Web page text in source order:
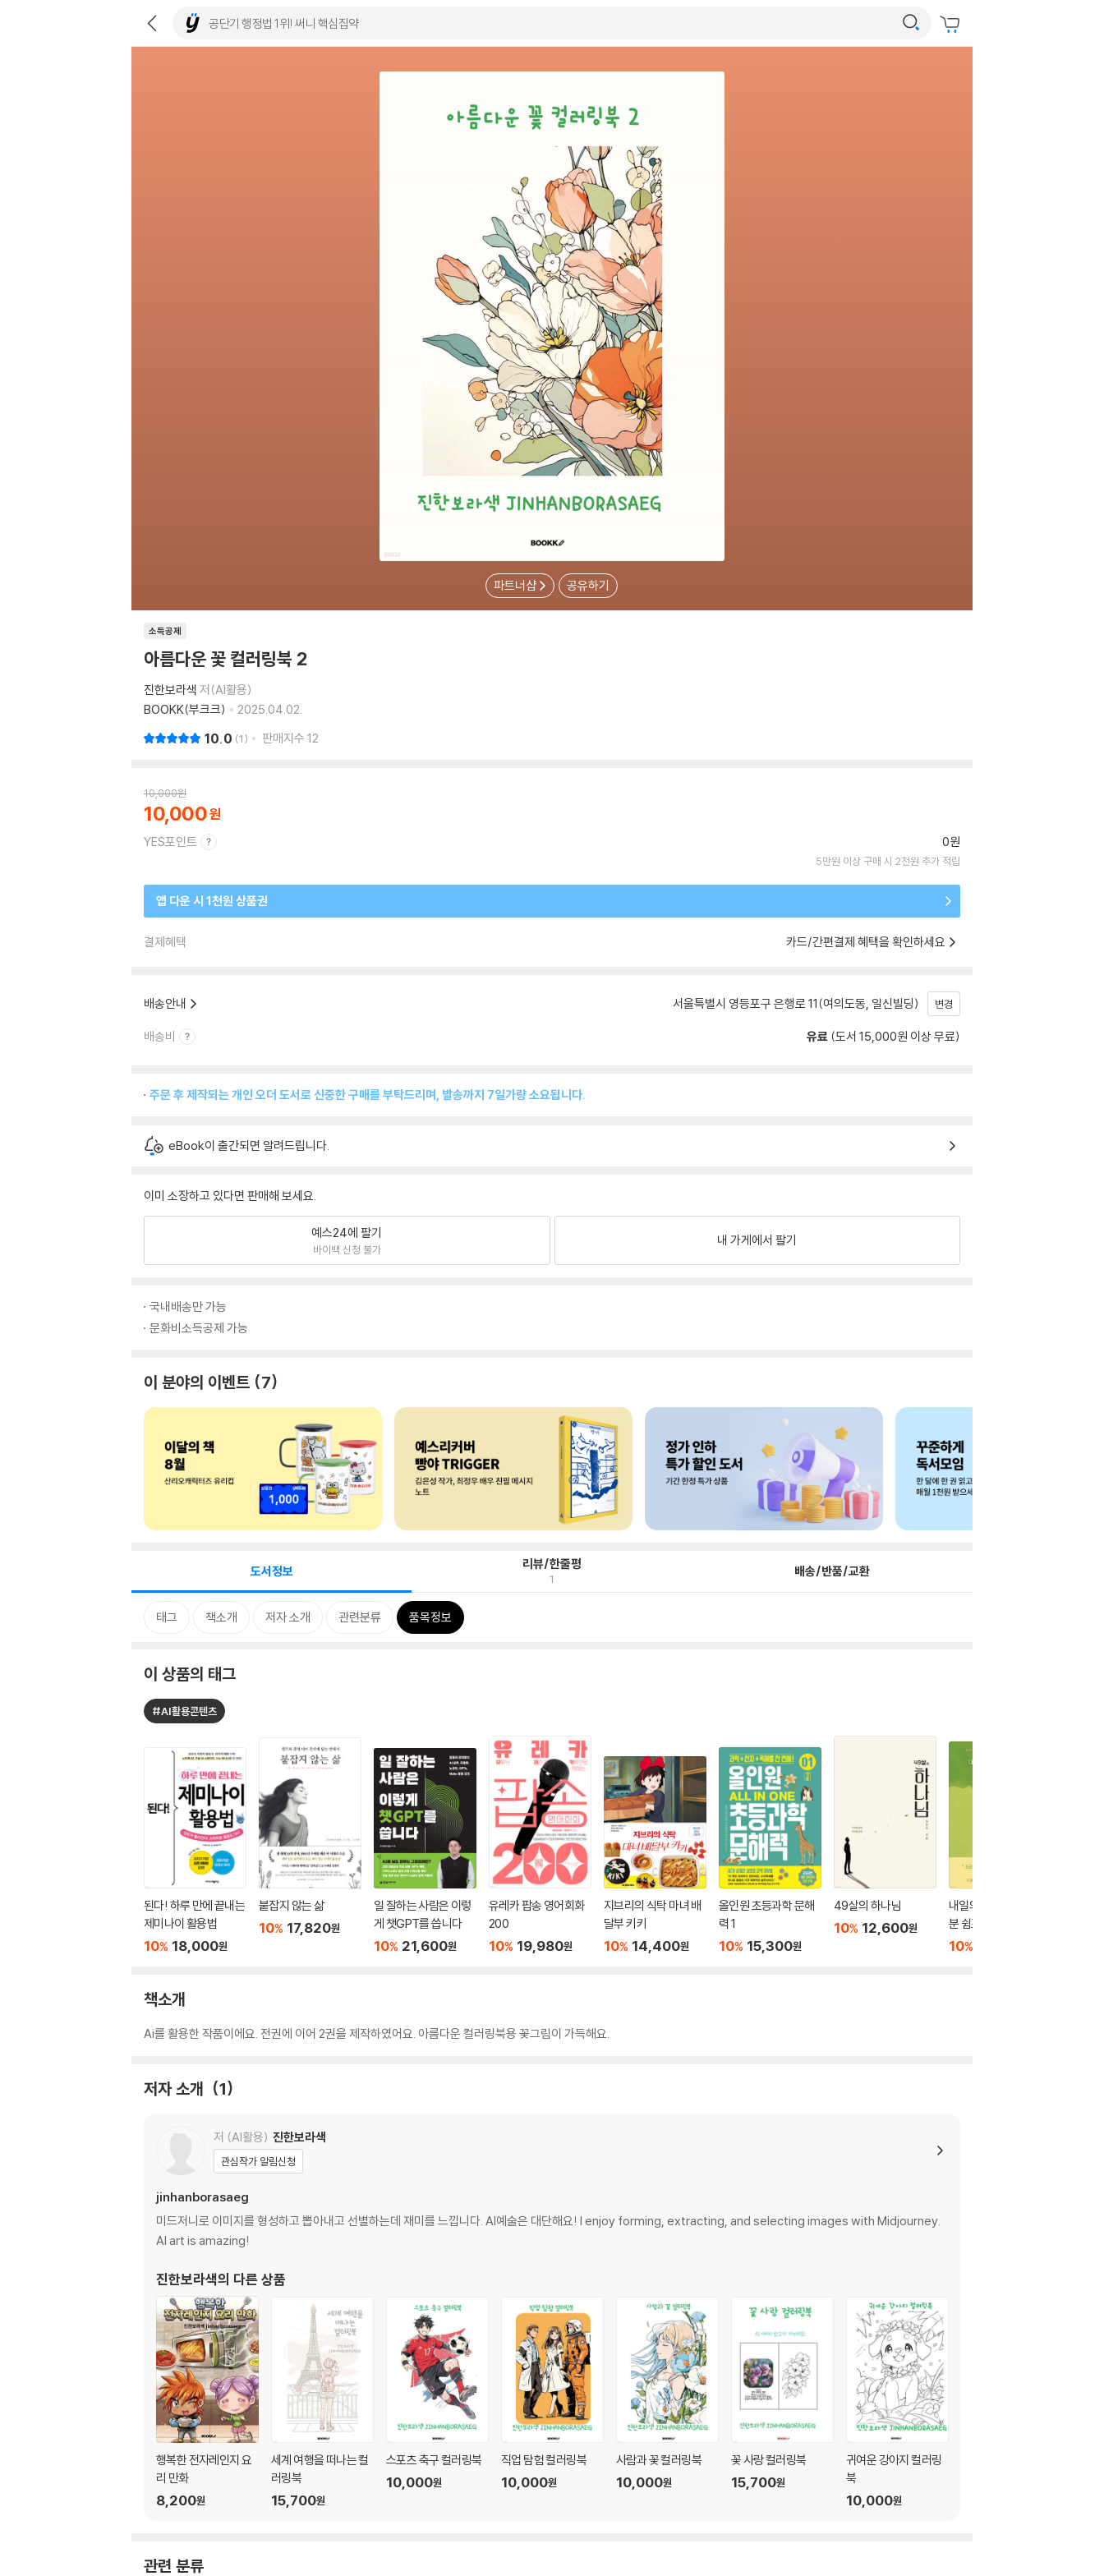
파트너샵 공유하기
소득공제
아름다운 꽃 컬러링북 2
진한보라색 저(AI활용)
BOOKK(부크크)
2025.04.02.
10.0 1 판매지수 12
10,000원
10,000
YES포인트 0원
5만원 이상 구매 시 2천원 추가 적립
앱 다운 시 1천원 상품권
결제혜택 카드/간편결제 혜택을 확인하세요
배송안내 서울특별시 영등포구 은행로 11(여의도동, 일신빌딩) 변경
배송비 유료 (도서 15,000원 이상 무료)
주문 후 제작되는 개인 오더 도서로 신중한 구매를 부탁드리며, 발송까지 7일가량 소요됩니다.
eBook이 출간되면 알려드립니다.
이미 소장하고 있다면 판매해 보세요.
예스24에 팔기
바이백 신청 불가
내 가게에서 팔기
국내배송만 가능
문화비소득공제 가능
이 분야의 이벤트 7
도서정보 리뷰/한줄평
1 배송/반품/교환
태그 책소개 저자 소개 관련분류 품목정보
이 상품의 태그
#AI활용콘텐츠
된다! 하루 만에 끝내는
제미나이 활용법
10% 18,000원
붙잡지 않는 삶
10% 17,820원
일 잘하는 사람은 이렇
게 챗GPT를 씁니다
10% 21,600원
유레카 팝송 영어회화
200
10% 19,980원
지브리의 식탁 마녀 배
달부 키키
10% 14,400원
올인원 초등과학 문해
력 1
10% 15,300원
49살의 하나님
10% 12,600원
내일의 나를 깨우는 5
분 쉼표
10%
책소개
Ai를 활용한 작품이에요. 전권에 이어 2권을 제작하였어요. 아름다운 컬러링북용 꽃그림이 가득해요.
저자 소개 1
저 (AI활용) 진한보라색
관심작가 알림신청
jinhanborasaeg
미드저니로 이미지를 형성하고 뽑아내고 선별하는데 재미를 느낍니다. AI예술은 대단해요! I enjoy forming, extracting, and selecting images with Midjourney.
AI art is amazing!
진한보라색의 다른 상품
행복한 전자레인지 요
리 만화
8,200원
세계 여행을 떠나는 컬
러링북
15,700원
스포츠 축구 컬러링북
10,000원
직업 탐험 컬러링북
10,000원
사람과 꽃 컬러링북
10,000원
꽃 사랑 컬러링북
15,700원
귀여운 강아지 컬러링
북
10,000원
관련 분류